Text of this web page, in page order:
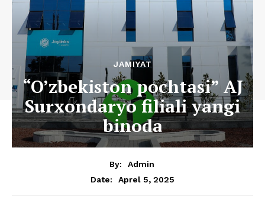
JAMIYAT
“O’zbеkiston pochtasi” AJ
Surxondaryo filiali yangi
binoda
By:
Admin
Date:
Aprel 5, 2025